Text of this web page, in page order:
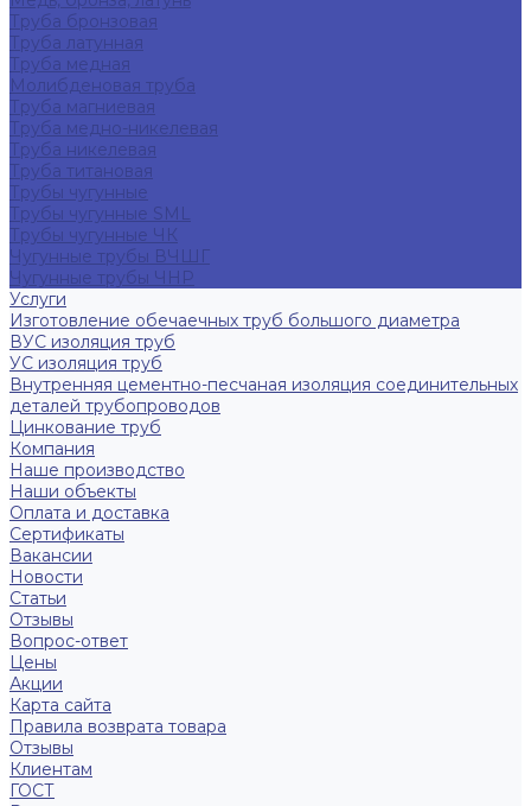
Труба бронзовая
Труба латунная
Труба медная
Молибденовая труба
Труба магниевая
Труба медно-никелевая
Труба никелевая
Труба титановая
Трубы чугунные
Трубы чугунные SML
Трубы чугунные ЧК
Чугунные трубы ВЧШГ
Чугунные трубы ЧНР
Услуги
Изготовление обечаечных труб большого диаметра
ВУС изоляция труб
УС изоляция труб
Внутренняя цементно-песчаная изоляция соединительных
деталей трубопроводов
Цинкование труб
Компания
Наше производство
Наши объекты
Оплата и доставка
Сертификаты
Вакансии
Новости
Статьи
Отзывы
Вопрос-ответ
Цены
Акции
Карта сайта
Правила возврата товара
Отзывы
Клиентам
ГОСТ